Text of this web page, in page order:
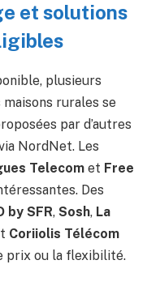
et solutions
plusieurs
rurales se
par d’autres
NordNet. Les
Telecom et Free
Des
by SFR, Sosh, La
Coriiolis Télécom
prix ou la flexibilité.